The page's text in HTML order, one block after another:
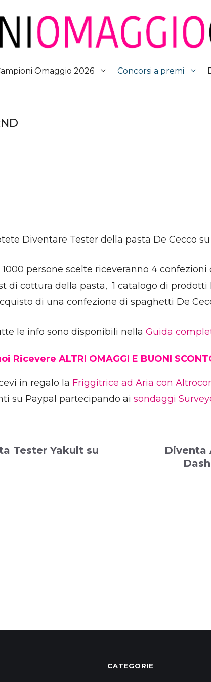
Omaggio 2026 Concorsi a premi
Diventare Tester della pasta De Cecco su
1000 persone scelte riceveranno 4
di cottura della pasta, 1 catalogo di
di una confezione di spaghetti De
le info sono disponibili nella Guida
Ricevere ALTRI OMAGGI E BUONI
in regalo la Friggitrice ad Aria con
su Paypal partecipando ai sondaggi
Tester Yakult su
Diventa
CATEGORIE